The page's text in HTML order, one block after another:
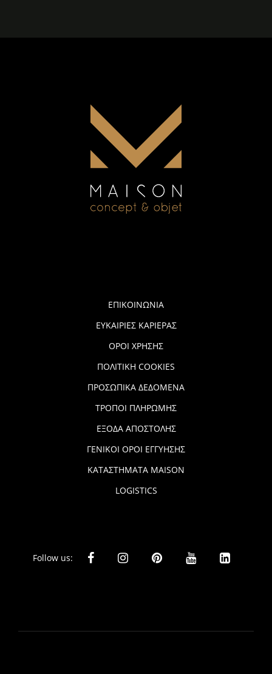
ΕΠΙΚΟΙΝΩΝΙΑ
ΕΥΚΑΙΡΙΕΣ ΚΑΡΙΕΡΑΣ
ΟΡΟΙ ΧΡΗΣΗΣ
ΠΟΛΙΤΙΚΗ COOKIES
ΠΡΟΣΩΠΙΚΑ ΔΕΔΟΜΕΝΑ
ΤΡΟΠΟΙ ΠΛΗΡΩΜΗΣ
ΕΞΟΔΑ ΑΠΟΣΤΟΛΗΣ
ΓΕΝΙΚΟΙ ΟΡΟΙ ΕΓΓΥΗΣΗΣ
ΚΑΤΑΣΤΗΜΑΤΑ MAISON
LOGISTICS
Follow us: